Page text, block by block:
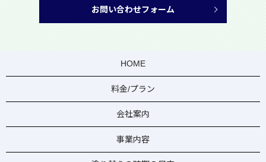
お問い合わせフォーム
HOME
料金/プラン
会社案内
事業内容